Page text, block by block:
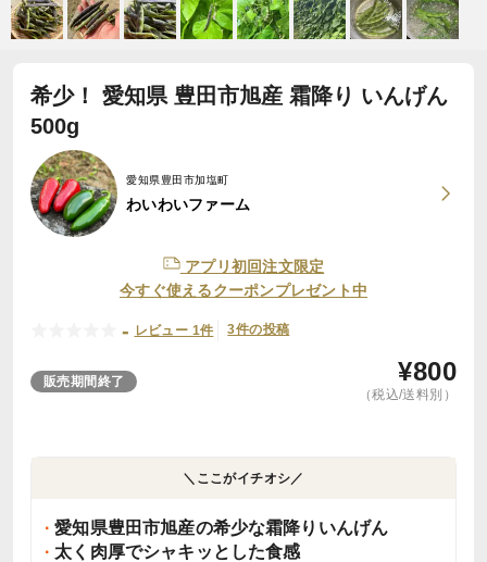
希少！ 愛知県 豊田市旭産 霜降り いんげん
500g
愛知県豊田市加塩町
わいわいファーム
アプリ初回注文限定
今すぐ使えるクーポンプレゼント中
- レビュー 1件 3件の投稿
販売期間終了 ¥800
（税込/送料別）
＼ここがイチオシ／
愛知県豊田市旭産の希少な霜降りいんげん
太く肉厚でシャキッとした食感